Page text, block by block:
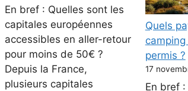
En bref : Quelles sont les
capitales européennes
accessibles en aller-retour
pour moins de 50€ ?
Depuis la France,
plusieurs capitales
Quels
permis ?
17
En bref